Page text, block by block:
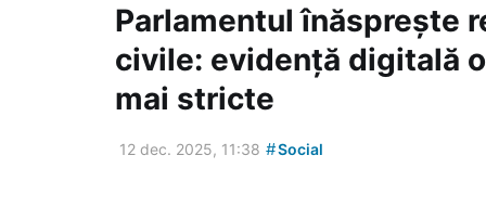
Parlamentul înăsprește
civile: evidență digitală
mai stricte
12 dec. 2025, 11:38 #Social